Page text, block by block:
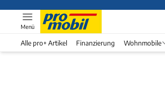
Menü
Alle pro+ Artikel Finanzierung Wohnmobile